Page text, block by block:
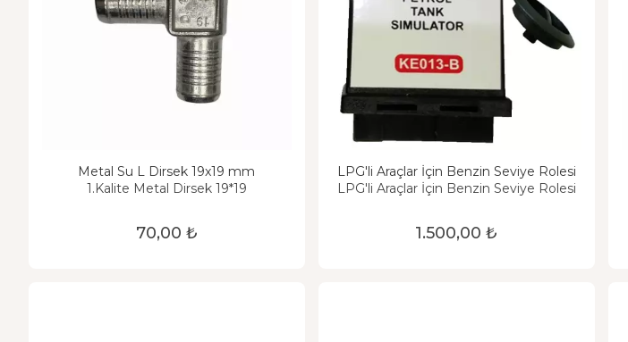
Metal Su L Dirsek 19x19 mm
1.Kalite Metal Dirsek 19*19
70,00 ₺
LPG'li Araçlar İçin Benzin Seviye Rolesi
LPG'li Araçlar İçin Benzin Seviye Rolesi
1.500,00 ₺